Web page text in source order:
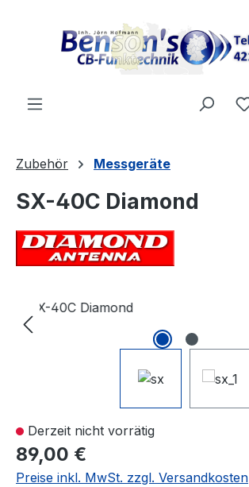
Zubehör Messgeräte
SX-40C Diamond
Bildergalerie überspringen
Derzeit nicht vorrätig
89,00 €
Preise inkl. MwSt. zzgl. Versandkosten